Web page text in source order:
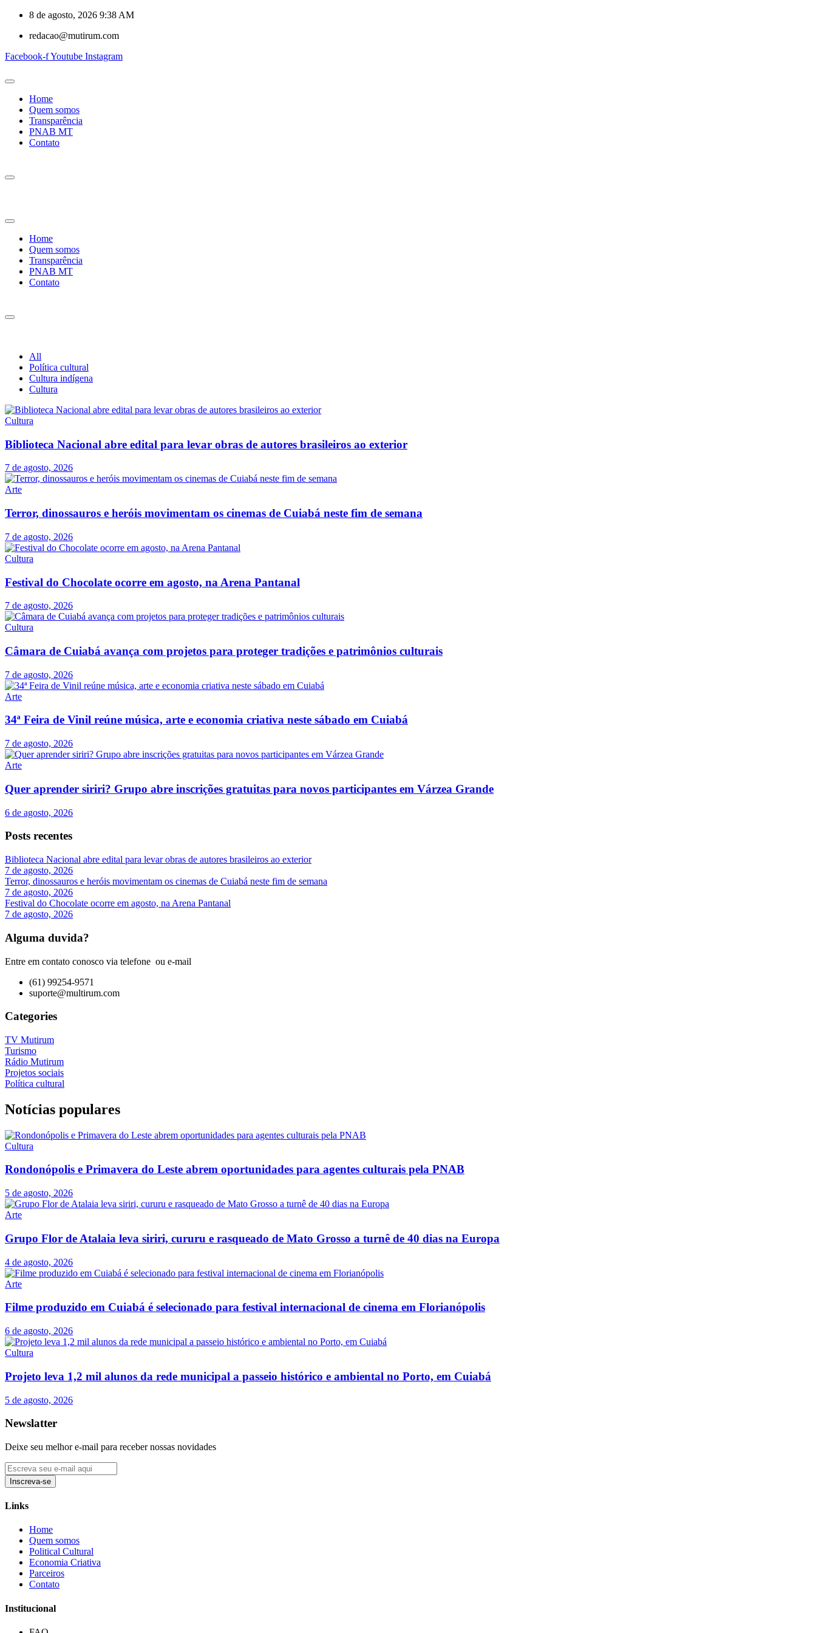
8 de agosto, 2026 9:38 AM
redacao@mutirum.com
Facebook-fYoutube Instagram
Home
Quem somos
Transparência
PNAB MT
Contato
Home
Quem somos
Transparência
PNAB MT
Contato
All
Política cultural
Cultura indígena
Cultura
Cultura
Biblioteca Nacional abre edital para levar obras de autores brasileiros ao exterior
7 de agosto, 2026
Arte
Terror, dinossauros e heróis movimentam os cinemas de Cuiabá neste fim de semana
7 de agosto, 2026
Cultura
Festival do Chocolate ocorre em agosto, na Arena Pantanal
7 de agosto, 2026
Cultura
Câmara de Cuiabá avança com projetos para proteger tradições e patrimônios culturais
7 de agosto, 2026
Arte
34ª Feira de Vinil reúne música, arte e economia criativa neste sábado em Cuiabá
7 de agosto, 2026
Arte
Quer aprender siriri? Grupo abre inscrições gratuitas para novos participantes em Várzea Grande
6 de agosto, 2026
Posts recentes
Biblioteca Nacional abre edital para levar obras de autores brasileiros ao exterior
7 de agosto, 2026
Terror, dinossauros e heróis movimentam os cinemas de Cuiabá neste fim de semana
7 de agosto, 2026
Festival do Chocolate ocorre em agosto, na Arena Pantanal
7 de agosto, 2026
Alguma duvida?
Entre em contato conosco via telefone ou e-mail
(61) 99254-9571
suporte@multirum.com
Categories
TV Mutirum
Turismo
Rádio Mutirum
Projetos sociais
Política cultural
Notícias populares
Cultura
Rondonópolis e Primavera do Leste abrem oportunidades para agentes culturais pela PNAB
5 de agosto, 2026
Arte
Grupo Flor de Atalaia leva siriri, cururu e rasqueado de Mato Grosso a turnê de 40 dias na Europa
4 de agosto, 2026
Arte
Filme produzido em Cuiabá é selecionado para festival internacional de cinema em Florianópolis
6 de agosto, 2026
Cultura
Projeto leva 1,2 mil alunos da rede municipal a passeio histórico e ambiental no Porto, em Cuiabá
5 de agosto, 2026
Newslatter
Deixe seu melhor e-mail para receber nossas novidades
Inscreva-se
Links
Home
Quem somos
Political Cultural
Economia Criativa
Parceiros
Contato
Institucional